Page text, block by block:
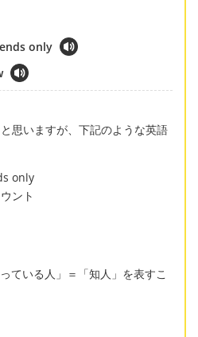
only
思いますが、下記のような英語
only
ント
ている人」＝「知人」を表すこ